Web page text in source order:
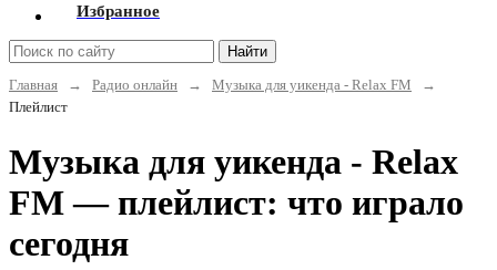
Избранное
Найти
Главная
→ Радио онлайн → Музыка для уикенда - Relax FM
→
Плейлист
Музыка для уикенда - Relax
FM — плейлист: что играло
сегодня